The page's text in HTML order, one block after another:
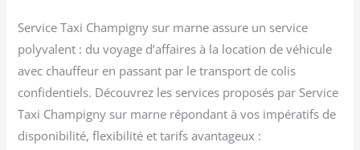
Service Taxi Champigny sur marne assure un service
polyvalent : du voyage d’affaires à la location de véhicule
avec chauffeur en passant par le transport de colis
confidentiels. Découvrez les services proposés par Service
Taxi Champigny sur marne répondant à vos impératifs de
disponibilité, flexibilité et tarifs avantageux :